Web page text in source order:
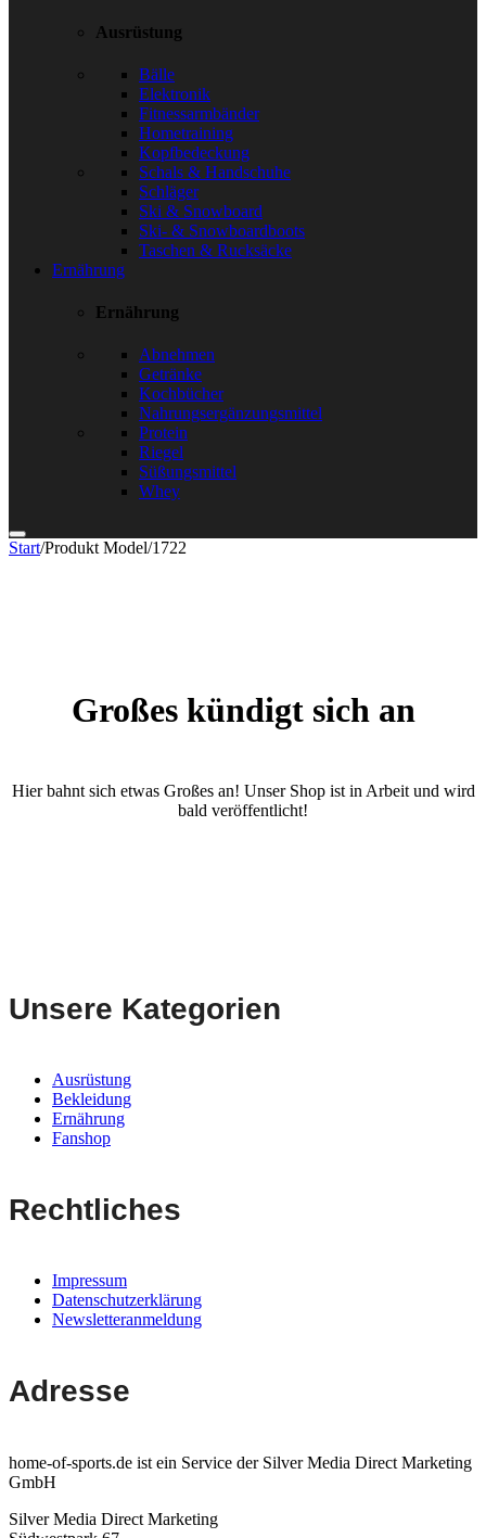
Ausrüstung
Bälle
Elektronik
Fitnessarmbänder
Hometraining
Kopfbedeckung
Schals & Handschuhe
Schläger
Ski & Snowboard
Ski- & Snowboardboots
Taschen & Rucksäcke
Ernährung
Ernährung
Abnehmen
Getränke
Kochbücher
Nahrungsergänzungsmittel
Protein
Riegel
Süßungsmittel
Whey
Start/Produkt Model/1722
Großes kündigt sich an
Hier bahnt sich etwas Großes an! Unser Shop ist in Arbeit und wird
bald veröffentlicht!
Unsere Kategorien
Ausrüstung
Bekleidung
Ernährung
Fanshop
Rechtliches
Impressum
Datenschutzerklärung
Newsletteranmeldung
Adresse
home-of-sports.de ist ein Service der Silver Media Direct Marketing
GmbH
Silver Media Direct Marketing